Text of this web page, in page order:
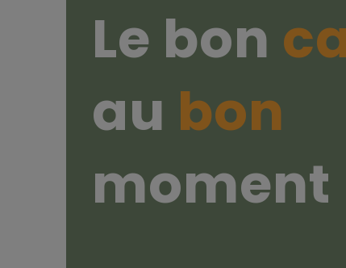
Le bon
au bon
moment